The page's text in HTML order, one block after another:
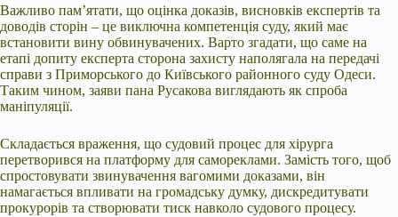
Важливо пам’ятати, що оцінка доказів, висновків експертів та
доводів сторін – це виключна компетенція суду, який має
встановити вину обвинувачених. Варто згадати, що саме на
етапі допиту експерта сторона захисту наполягала на передачі
справи з Приморського до Київського районного суду Одеси.
Таким чином, заяви пана Русакова виглядають як спроба
маніпуляції.
Складається враження, що судовий процес для хірурга
перетворився на платформу для самореклами. Замість того, щоб
спростовувати звинувачення вагомими доказами, він
намагається впливати на громадську думку, дискредитувати
прокурорів та створювати тиск навколо судового процесу.